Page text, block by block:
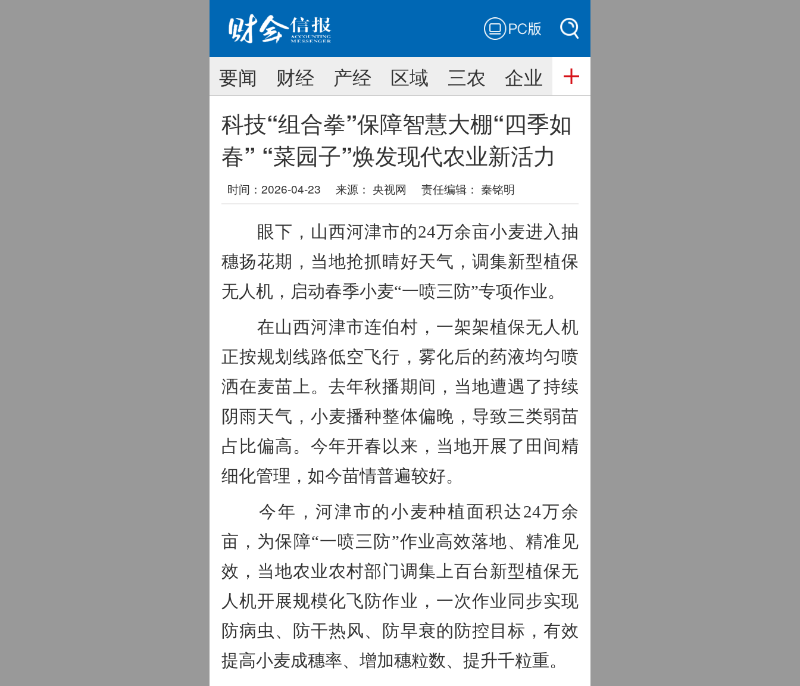
搜索
要闻 财经 产经 区域 三农 企业
科技“组合拳”保障智慧大棚“四季如
春” “菜园子”焕发现代农业新活力
时间：2026-04-23 来源： 央视网 责任编辑： 秦铭明
眼下，山西河津市的24万余亩小麦进入抽
穗扬花期，当地抢抓晴好天气，调集新型植保
无人机，启动春季小麦“一喷三防”专项作业。
在山西河津市连伯村，一架架植保无人机
正按规划线路低空飞行，雾化后的药液均匀喷
洒在麦苗上。去年秋播期间，当地遭遇了持续
阴雨天气，小麦播种整体偏晚，导致三类弱苗
占比偏高。今年开春以来，当地开展了田间精
细化管理，如今苗情普遍较好。
今年，河津市的小麦种植面积达24万余
亩，为保障“一喷三防”作业高效落地、精准见
效，当地农业农村部门调集上百台新型植保无
人机开展规模化飞防作业，一次作业同步实现
防病虫、防干热风、防早衰的防控目标，有效
提高小麦成穗率、增加穗粒数、提升千粒重。